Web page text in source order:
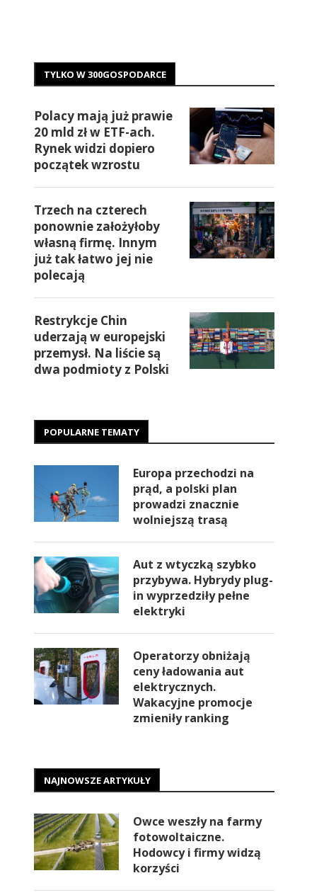
TYLKO W 300GOSPODARCE
Polacy mają już prawie
20 mld zł w ETF-ach.
Rynek widzi dopiero
początek wzrostu
Trzech na czterech
ponownie założyłoby
własną firmę. Innym
już tak łatwo jej nie
polecają
Restrykcje Chin
uderzają w europejski
przemysł. Na liście są
dwa podmioty z Polski
POPULARNE TEMATY
Europa przechodzi na
prąd, a polski plan
prowadzi znacznie
wolniejszą trasą
Aut z wtyczką szybko
przybywa. Hybrydy plug-
in wyprzedziły pełne
elektryki
Operatorzy obniżają
ceny ładowania aut
elektrycznych.
Wakacyjne promocje
zmieniły ranking
NAJNOWSZE ARTYKUŁY
Owce weszły na farmy
fotowoltaiczne.
Hodowcy i firmy widzą
korzyści